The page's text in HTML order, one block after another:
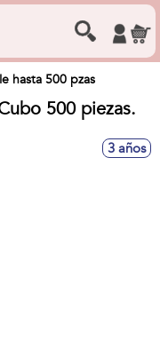
hasta 500 pzas
500 piezas.
3 años